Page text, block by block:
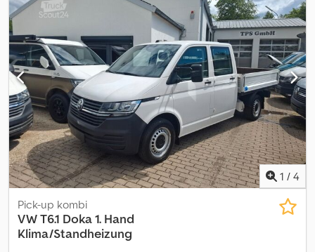
točkove, Daljinski upravljač, ogrevani spoljašnji retrovizori, radio,
šipke za ceradu, dostava u celoj zemlji 295 EUR + PDV, garancija i
probna vožnja su mogući. Br.: 694 Djdpfx Aeztg Urspreck Radno
vreme: ponedeljak-petak 8:00-12:00 i 13:30-17:00, subotom od 9:00
do 11:30. Ostala vozila možete pronaći na:
1 / 4
Pick-up kombi
VWT6.1 Doka 1. Hand
Klima/Standheizung